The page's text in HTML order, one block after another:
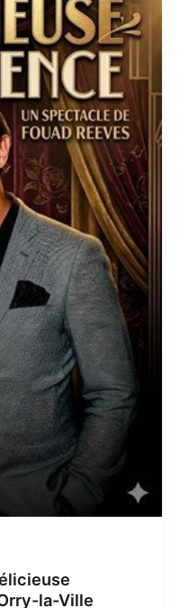
la-Ville